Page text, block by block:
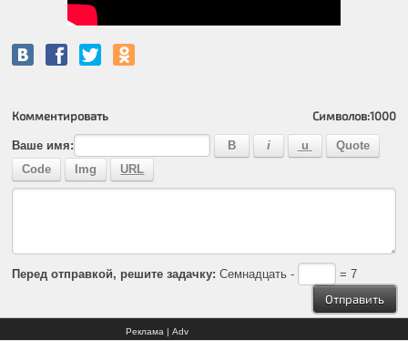
Комментировать Символов:1000
Ваше имя:
Перед отправкой, решите задачку: Семнадцать - = 7
Реклама | Adv